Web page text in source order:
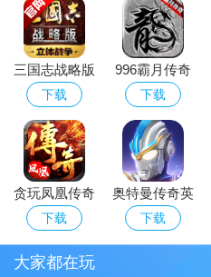
三国志战略版
2026官方最新
版
下载
996霸月传奇
下载官方最新
版
下载
贪玩凤凰传奇
手游下载官方
下载
奥特曼传奇英
雄2026官方正
下载
大家都在玩